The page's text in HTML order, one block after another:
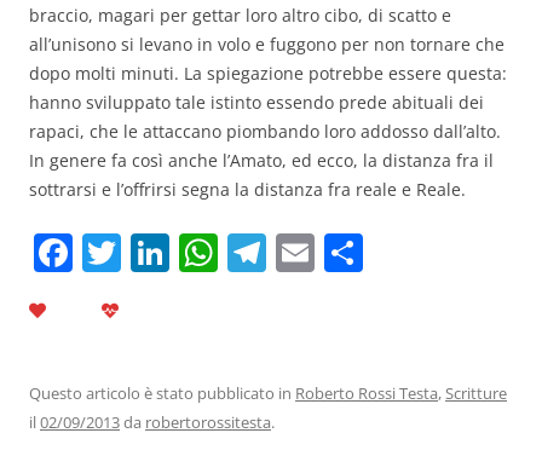
braccio, magari per gettar loro altro cibo, di scatto e
all’unisono si levano in volo e fuggono per non tornare che
dopo molti minuti. La spiegazione potrebbe essere questa:
hanno sviluppato tale istinto essendo prede abituali dei
rapaci, che le attaccano piombando loro addosso dall’alto.
In genere fa così anche l’Amato, ed ecco, la distanza fra il
sottrarsi e l’offrirsi segna la distanza fra reale e Reale.
F
b
T Li
dI
W
A
T
a
E
vi
Questo articolo è stato pubblicato in Roberto Rossi Testa,Scritture
il02/09/2013da robertorossitesta.